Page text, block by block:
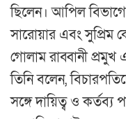
ছিলেন। আপিল
সারোয়ার এবং সুপ্রিম
গোলাম রাব্বানী
তিনি বলেন,
সঙ্গে দায়িত্ব ও